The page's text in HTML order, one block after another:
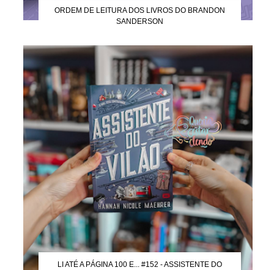
ORDEM DE LEITURA DOS LIVROS DO BRANDON
SANDERSON
LI ATÉ A PÁGINA 100 E... #152 - ASSISTENTE DO